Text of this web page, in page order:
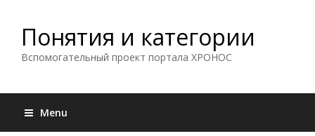
Понятия и категории
Вспомогательный проект портала ХРОНОС
Menu